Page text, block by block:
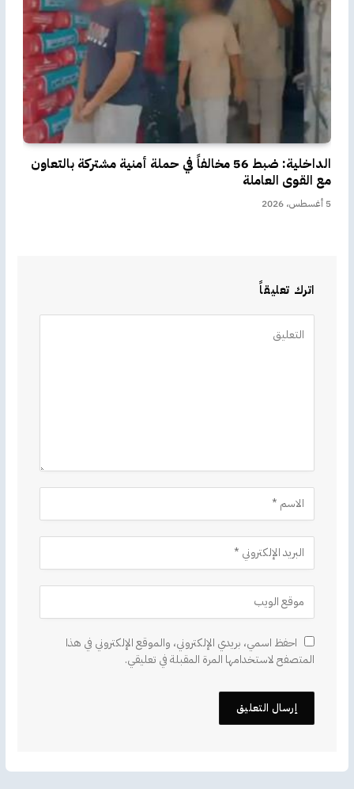
الداخلية: ضبط 56 مخالفاً في حملة أمنية مشتركة بالتعاون
مع القوى العاملة
5 أغسطس، 2026
اترك تعليقاً
احفظ اسمي، بريدي الإلكتروني، والموقع الإلكتروني في هذا
المتصفح لاستخدامها المرة المقبلة في تعليقي.